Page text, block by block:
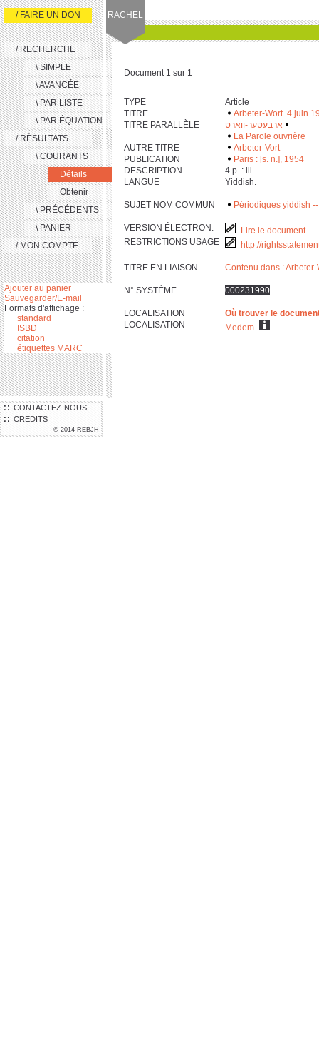
RACHEL
CONTACTEZ-NOUS
CREDITS
© 2014 REBJH
/ FAIRE UN DON
/ RECHERCHE
\ SIMPLE
\ AVANCÉE
\ PAR LISTE
\ PAR ÉQUATION
/ RÉSULTATS
\ COURANTS
Détails
Obtenir
\ PRÉCÉDENTS
\ PANIER
/ MON COMPTE
Ajouter au panier
Sauvegarder/E-mail
Formats d'affichage :
standard
ISBD
citation
étiquettes MARC
Document 1 sur 1
TYPE
Article
TITRE
Arbeter-Wort. 4 juin
TITRE PARALLÈLE
ארבעטער-ווארט
La Parole ouvrière
AUTRE TITRE
Arbeter-Vort
PUBLICATION
Paris : [s. n.], 1954
DESCRIPTION
‎4 p. : ill.
LANGUE
Yiddish.
SUJET NOM COMMUN Périodiques yiddish
VERSION ÉLECTRON.
Lire le document
RESTRICTIONS USAGE
http://
TITRE EN LIAISON Contenu dans : Arbeter-
N° SYSTÈME 000231990
LOCALISATION
Où trouver le
LOCALISATION
Medem